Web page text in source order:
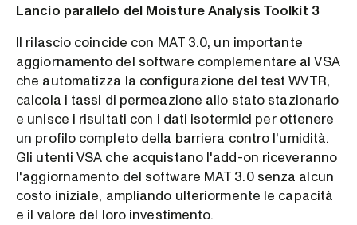
Lancio parallelo del Moisture Analysis Toolkit 3
Il rilascio coincide con MAT 3.0, un importante
aggiornamento del software complementare al VSA
che automatizza la configurazione del test WVTR,
calcola i tassi di permeazione allo stato stazionario
e unisce i risultati con i dati isotermici per ottenere
un profilo completo della barriera contro l'umidità.
Gli utenti VSA che acquistano l'add-on riceveranno
l'aggiornamento del software MAT 3.0 senza alcun
costo iniziale, ampliando ulteriormente le capacità
e il valore del loro investimento.